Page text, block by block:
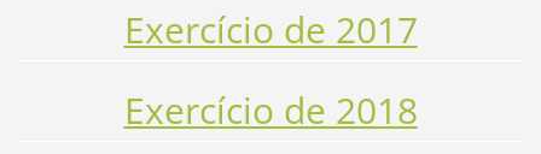
Exercício de 2017
Exercício de 2018